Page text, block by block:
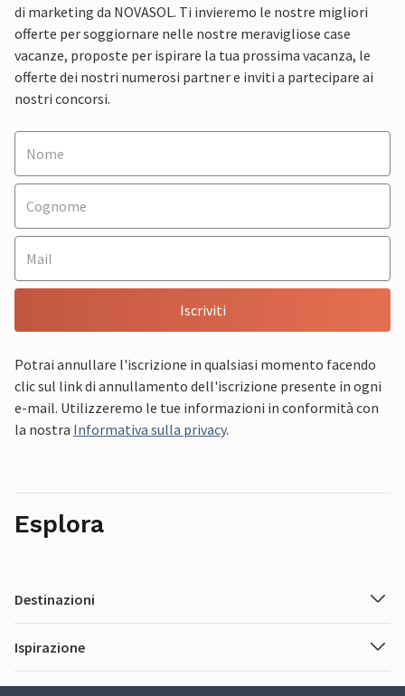
di marketing da NOVASOL. Ti invieremo le nostre migliori
offerte per soggiornare nelle nostre meravigliose case
vacanze, proposte per ispirare la tua prossima vacanza, le
offerte dei nostri numerosi partner e inviti a partecipare ai
nostri concorsi.
Iscriviti
Potrai annullare l'iscrizione in qualsiasi momento facendo
clic sul link di annullamento dell'iscrizione presente in ogni
e-mail. Utilizzeremo le tue informazioni in conformità con
la nostra Informativa sulla privacy.
Esplora
Destinazioni
Ispirazione